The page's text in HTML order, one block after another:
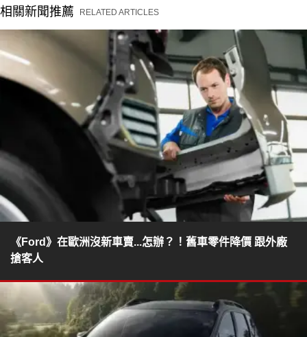
相關新聞推薦 RELATED ARTICLES
《Ford》在歐洲沒新車賣...怎辦？！舊車零件降價 跟外廠
搶客人